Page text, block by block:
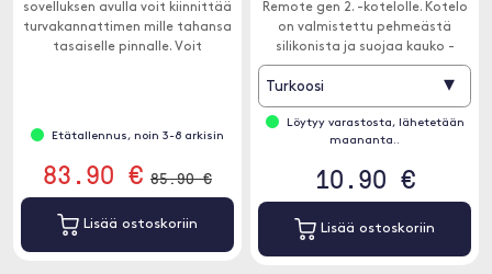
sovelluksen avulla voit kiinnittää
turvakannattimen mille tahansa
tasaiselle pinnalle. Voit
Etätallennus, noin 3-8 arkisin
83.90 € 85.90 €
Lisää ostoskoriin
Remote gen 2. -kotelolle. Kotelo
on valmistettu pehmeästä
silikonista ja suojaa kauko -
ohjainta naarmuilta, lialta ja
Turkoosi ▾
Löytyy varastosta, lähetetään
maananta..
10.90 €
Lisää ostoskoriin